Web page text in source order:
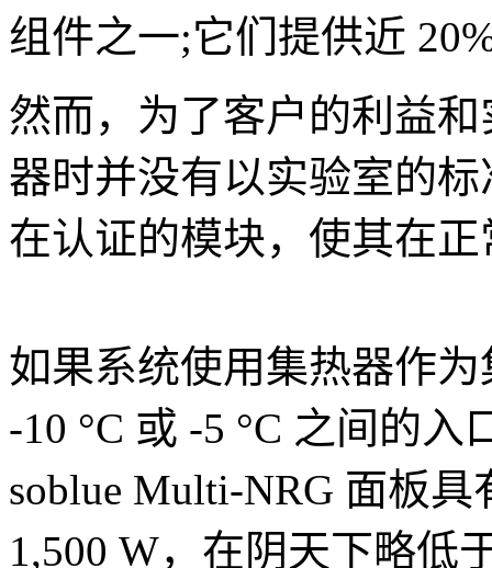
组件之一;它们提供近
然而，为了客户的利益
器时并没有以实验室的
在认证的模块，使其在
如果系统使用集热器作
-10 °C 或 -5 °C 之间的
soblue Multi-NRG 面板
1,500 W，在阴天下略低